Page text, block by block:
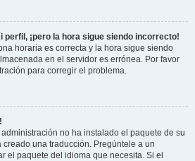
perfil, ¡pero la hora sigue siendo incorrecto!
horaria es correcta y la hora sigue siendo
en el servidor es errónea. Por favor
para corregir el problema.
no ha instalado el paquete de su
una traducción. Pregúntele a un
el paquete del idioma que necesita. Si el